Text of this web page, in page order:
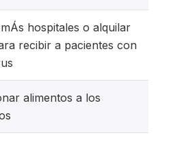
hospitales o alquilar
recibir a pacientes con
alimentos a los